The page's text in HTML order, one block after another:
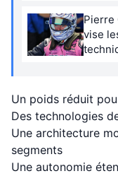
Pierre
vise
Un poids réduit
Des technologies
Une architecture
segments
Une autonomie